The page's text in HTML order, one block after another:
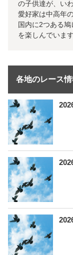
の子供達が、い
愛好家は中高年
国内に2つある
を楽しんでいま
各地のレース